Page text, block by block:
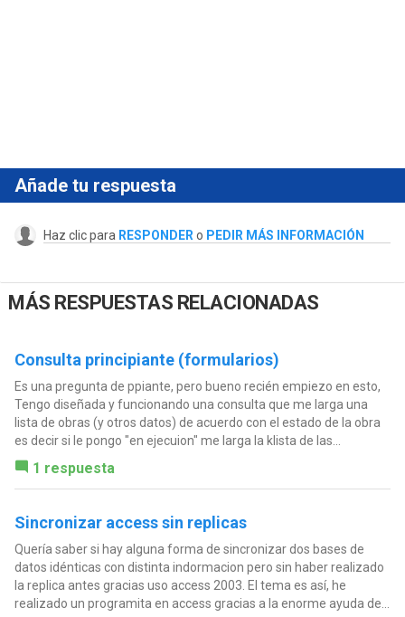
Añade tu respuesta
Haz clic para RESPONDER o PEDIR MÁS INFORMACIÓN
MÁS RESPUESTAS RELACIONADAS
Consulta principiante (formularios)
Es una pregunta de ppiante, pero bueno recién empiezo en esto,
Tengo diseñada y funcionando una consulta que me larga una
lista de obras (y otros datos) de acuerdo con el estado de la obra
es decir si le pongo "en ejecuion" me larga la klista de las...
1 respuesta
Sincronizar access sin replicas
Quería saber si hay alguna forma de sincronizar dos bases de
datos idénticas con distinta indormacion pero sin haber realizado
la replica antes gracias uso access 2003. El tema es así, he
realizado un programita en access gracias a la enorme ayuda de...